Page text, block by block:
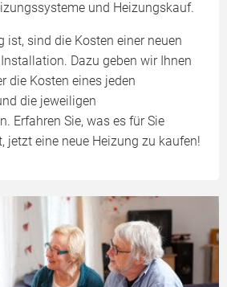
und Heizungskauf.
ist, sind die Kosten einer neuen
Dazu geben wir Ihnen
die Kosten eines jeden
die jeweiligen
Erfahren Sie, was es für Sie
jetzt eine neue Heizung zu kaufen!